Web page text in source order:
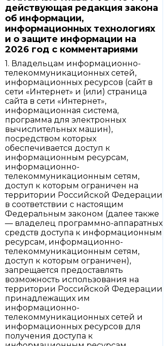
действующая редакция закона
об информации,
информационных технологиях
и о защите информации на
2026 год с комментариями
1. Владельцам информационно-
телекоммуникационных сетей,
информационных ресурсов (сайт в
сети «Интернет» и (или) страница
сайта в сети «Интернет»,
информационная система,
программа для электронных
вычислительных машин),
посредством которых
обеспечивается доступ к
информационным ресурсам,
информационно-
телекоммуникационным сетям,
доступ к которым ограничен на
территории Российской Федерации
в соответствии с настоящим
Федеральным законом (далее также
— владелец программно-аппаратных
средств доступа к информационным
ресурсам, информационно-
телекоммуникационным сетям,
доступ к которым ограничен),
запрещается предоставлять
возможность использования на
территории Российской Федерации
принадлежащих им
информационно-
телекоммуникационных сетей и
информационных ресурсов для
получения доступа к